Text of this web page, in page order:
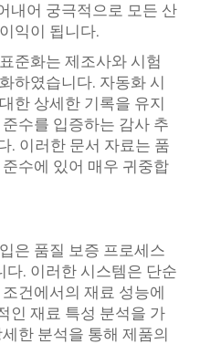
내어 궁극적으로 모든 산
익이 됩니다.
준화는 제조사와 시험
하였습니다. 자동화 시
한 상세한 기록을 유지
수를 입증하는 감사 추
이러한 문서 자료는 품
수에 있어 매우 귀중합
은 품질 보증 프로세스
. 이러한 시스템은 단순
건에서의 재료 성능에
인 재료 특성 분석을 가
한 분석을 통해 제품의